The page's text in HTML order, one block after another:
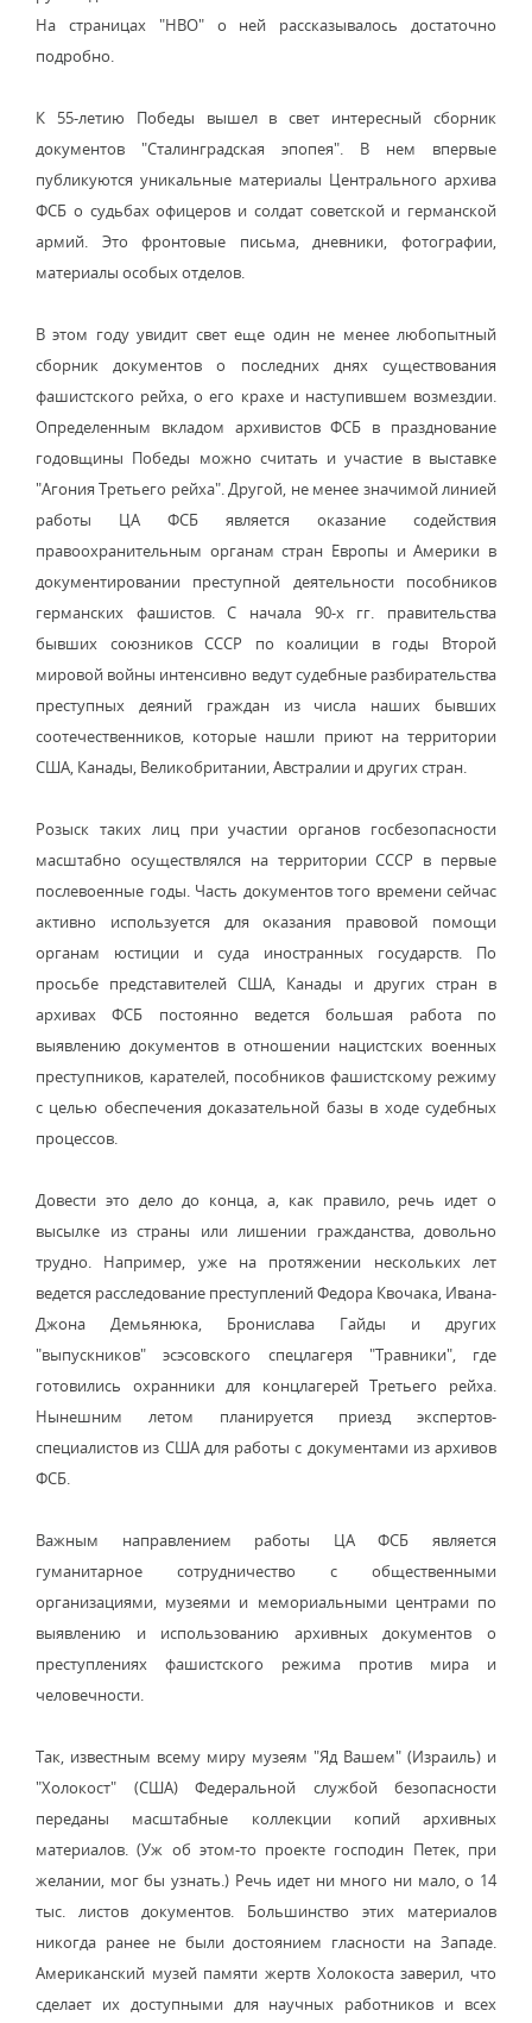
На страницах "НВО" о ней рассказывалось достаточно
подробно.
К 55-летию Победы вышел в свет интересный сборник
документов "Сталинградская эпопея". В нем впервые
публикуются уникальные материалы Центрального архива
ФСБ о судьбах офицеров и солдат советской и германской
армий. Это фронтовые письма, дневники, фотографии,
материалы особых отделов.
В этом году увидит свет еще один не менее любопытный
сборник документов о последних днях существования
фашистского рейха, о его крахе и наступившем возмездии.
Определенным вкладом архивистов ФСБ в празднование
годовщины Победы можно считать и участие в выставке
"Агония Третьего рейха". Другой, не менее значимой линией
работы ЦА ФСБ является оказание содействия
правоохранительным органам стран Европы и Америки в
документировании преступной деятельности пособников
германских фашистов. С начала 90-х гг. правительства
бывших союзников СССР по коалиции в годы Второй
мировой войны интенсивно ведут судебные разбирательства
преступных деяний граждан из числа наших бывших
соотечественников, которые нашли приют на территории
США, Канады, Великобритании, Австралии и других стран.
Розыск таких лиц при участии органов госбезопасности
масштабно осуществлялся на территории СССР в первые
послевоенные годы. Часть документов того времени сейчас
активно используется для оказания правовой помощи
органам юстиции и суда иностранных государств. По
просьбе представителей США, Канады и других стран в
архивах ФСБ постоянно ведется большая работа по
выявлению документов в отношении нацистских военных
преступников, карателей, пособников фашистскому режиму
с целью обеспечения доказательной базы в ходе судебных
процессов.
Довести это дело до конца, а, как правило, речь идет о
высылке из страны или лишении гражданства, довольно
трудно. Например, уже на протяжении нескольких лет
ведется расследование преступлений Федора Квочака, Ивана-
Джона Демьянюка, Бронислава Гайды и других
"выпускников" эсэсовского спецлагеря "Травники", где
готовились охранники для концлагерей Третьего рейха.
Нынешним летом планируется приезд экспертов-
специалистов из США для работы с документами из архивов
ФСБ.
Важным направлением работы ЦА ФСБ является
гуманитарное сотрудничество с общественными
организациями, музеями и мемориальными центрами по
выявлению и использованию архивных документов о
преступлениях фашистского режима против мира и
человечности.
Так, известным всему миру музеям "Яд Вашем" (Израиль) и
"Холокост" (США) Федеральной службой безопасности
переданы масштабные коллекции копий архивных
материалов. (Уж об этом-то проекте господин Петек, при
желании, мог бы узнать.) Речь идет ни много ни мало, о 14
тыс. листов документов. Большинство этих материалов
никогда ранее не были достоянием гласности на Западе.
Американский музей памяти жертв Холокоста заверил, что
сделает их доступными для научных работников и всех